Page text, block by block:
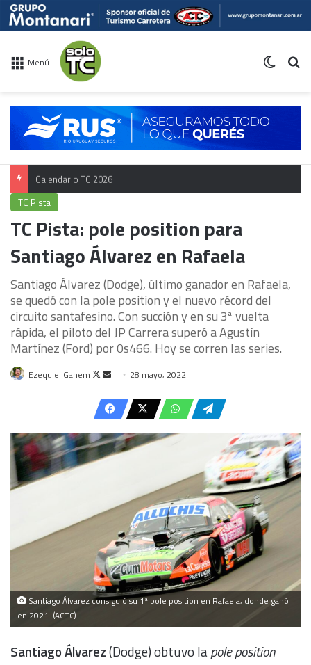
Menú
Calendario TC 2026
TC Pista
TC Pista: pole position para
Santiago Álvarez en Rafaela
Santiago Álvarez (Dodge), último ganador en Rafaela,
se quedó con la pole position y el nuevo récord del
circuito santafesino. Con succión y en su 3ª vuelta
rápida, el piloto del JP Carrera superó a Agustín
Martínez (Ford) por 0s466. Hoy se corren las series.
Ezequiel Ganem
Follow
X
Send
email
28 mayo, 2022
Santiago Álvarez consiguió su 1ª pole position en Rafaela, donde ganó
en 2021. (ACTC)
Santiago Álvarez(Dodge) obtuvo lapole position